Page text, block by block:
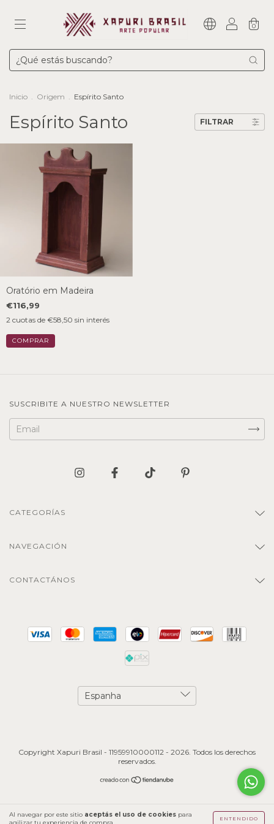
0
Al navegar por este sitio aceptás el uso de cookies para
ENTENDIDO
Inicio . Origem . Espírito Santo
Espírito Santo FILTRAR
Oratório em Madeira
€116,99
2 cuotas de €58,50 sin interés
SUSCRIBITE A NUESTRO NEWSLETTER
CATEGORÍAS
NAVEGACIÓN
CONTACTÁNOS
Copyright Xapuri Brasil - 11959910000112 - 2026. Todos los derechos
reservados.